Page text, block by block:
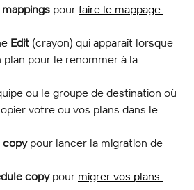
pour faire le mappage
Edit (crayon) qui apparaît lorsque
plan pour le renommer à la
ou le groupe de destination où
votre ou vos plans dans le
copy pour lancer la migration de
copy pour migrer vos plans